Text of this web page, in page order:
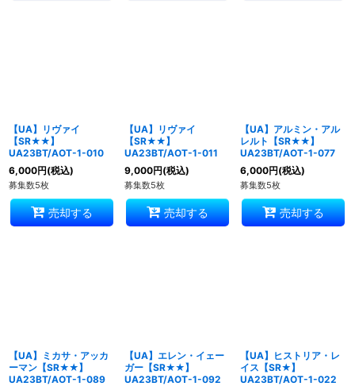
【UA】リヴァイ
【SR★★】
UA23BT/AOT-1-010
6,000円(税込)
募集数5枚
売却する
【UA】リヴァイ
【SR★★】
UA23BT/AOT-1-011
9,000円(税込)
募集数5枚
売却する
【UA】アルミン・アル
レルト【SR★★】
UA23BT/AOT-1-077
6,000円(税込)
募集数5枚
売却する
【UA】ミカサ・アッカ
ーマン【SR★★】
UA23BT/AOT-1-089
【UA】エレン・イェー
ガー【SR★★】
UA23BT/AOT-1-092
【UA】ヒストリア・レ
イス【SR★】
UA23BT/AOT-1-022